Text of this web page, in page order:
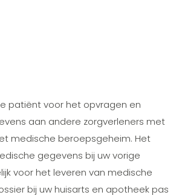
patiënt voor het opvragen en
aan andere zorgverleners met
medische beroepsgeheim. Het
gegevens bij uw vorige
voor het leveren van medische
bij uw huisarts en apotheek pas